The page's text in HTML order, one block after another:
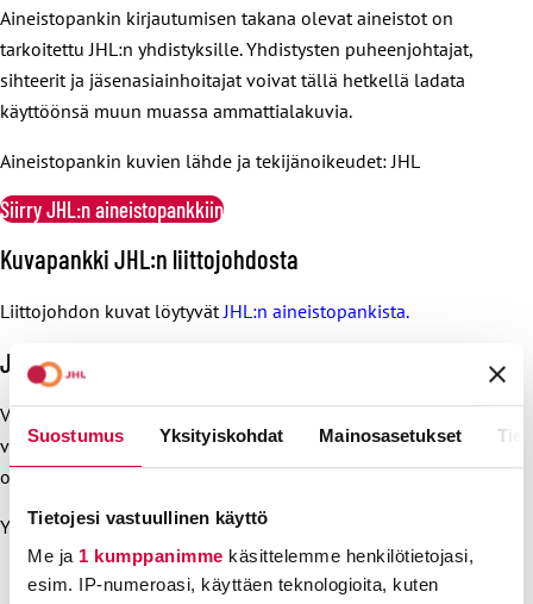
Suostumus Yksityiskohdat Mainosasetukset
Tietojesi vastuullinen käyttö
Me ja 1 kumppanimme käsittelemme henkilötietojasi,
esim. IP-numeroasi, käyttäen teknologioita, kuten
Aineistopankin kirjautumisen takana olevat aineistot on
tarkoitettu JHL:n yhdistyksille. Yhdistysten puheenjohtajat,
sihteerit ja jäsenasiainhoitajat voivat tällä hetkellä ladata
käyttöönsä muun muassa ammattialakuvia.
Aineistopankin kuvien lähde ja tekijänoikeudet: JHL
Siirry JHL:n aineistopankkiin
Kuvapankki JHL:n liittojohdosta
Liittojohdon kuvat löytyvät JHL:n aineistopankista.
JHL:n painettujen oppaiden tilaus
Vuoden 2025 alusta alkaen lähetämme painettuja oppaita
vain JHL:n jäsenyhdistysten käyttöön. Jäsenet voivat ladata
oppaat itselleenJHL:n aineistopankista.
Yhdistykset voivat tilata oppaat JHL:n